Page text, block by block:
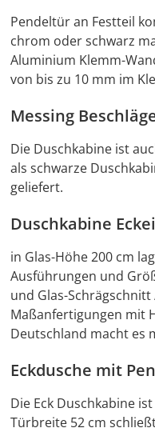
Pendeltür an Festteil
chrom oder schwarz
Aluminium Klemm-
von bis zu 10 mm im
Messing
Die Duschkabine ist
als schwarze
geliefert.
Duschkabine
in Glas-Höhe 200 cm
Ausführungen und
und Glas-
Maßanfertigungen mit
Deutschland macht es
Eckdusche mit
Die Eck Duschkabine
Türbreite 52 cm